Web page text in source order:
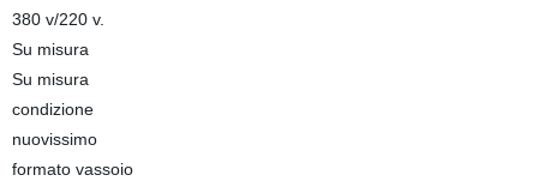
380 v/220 v.
Su misura
Su misura
condizione
nuovissimo
formato vassoio